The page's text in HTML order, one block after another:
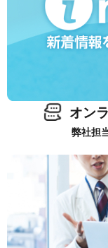
オン
弊社担